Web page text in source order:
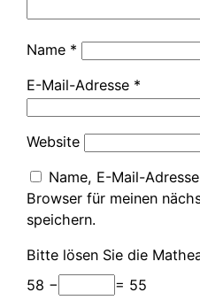
Name *
E-Mail-Adresse *
Website
Name, E-Mail-
Browser für meinen
speichern.
Bitte lösen Sie die
58 −
= 55